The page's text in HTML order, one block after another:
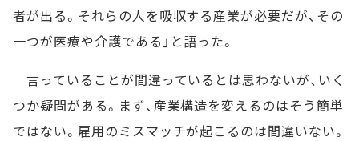
者が出る。それらの人を吸収する産業が必要だが、その
一つが医療や介護である」と語った。
言っていることが間違っているとは思わないが、いく
つか疑問がある。まず、産業構造を変えるのはそう簡単
ではない。雇用のミスマッチが起こるのは間違いない。